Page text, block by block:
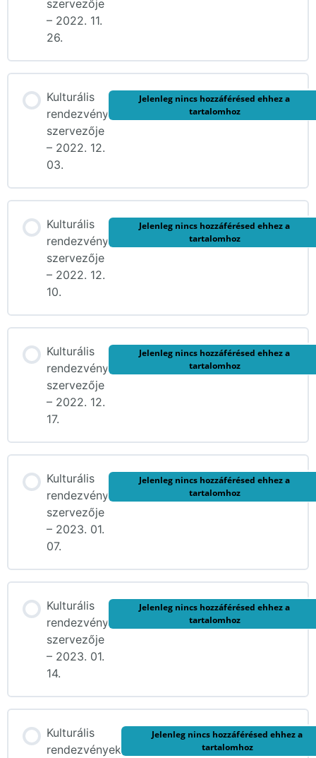
szervezője
– 2022. 11.
26.
Kulturális
rendezvény
szervezője
– 2022. 12.
03.
Jelenleg nincs hozzáférésed ehhez a
tartalomhoz
Kulturális
rendezvény
szervezője
– 2022. 12.
10.
Jelenleg nincs hozzáférésed ehhez a
tartalomhoz
Kulturális
rendezvény
szervezője
– 2022. 12.
17.
Jelenleg nincs hozzáférésed ehhez a
tartalomhoz
Kulturális
rendezvény
szervezője
– 2023. 01.
07.
Jelenleg nincs hozzáférésed ehhez a
tartalomhoz
Kulturális
rendezvény
szervezője
– 2023. 01.
14.
Jelenleg nincs hozzáférésed ehhez a
tartalomhoz
Kulturális
rendezvények
Jelenleg nincs hozzáférésed ehhez a
tartalomhoz